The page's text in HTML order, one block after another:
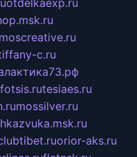
otdelkaexp.ru
c.ru
fotsis.rutesiaes.ru
mossilver.ru
orior-aks.ru